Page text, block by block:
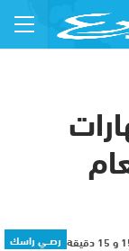
رصــي راسك